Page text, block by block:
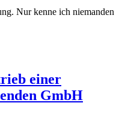
Nur kenne ich niemanden
einer
GmbH